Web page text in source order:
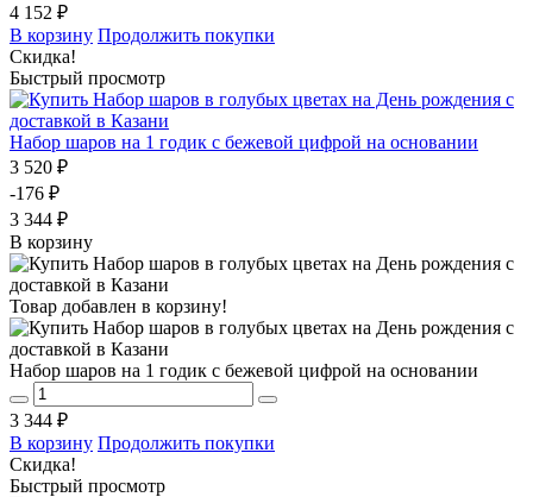
4 152 ₽
В корзину Продолжить покупки
Скидка!
Быстрый просмотр
Набор шаров на 1 годик с бежевой цифрой на основании
3 520 ₽
-176 ₽
3 344 ₽
В корзину
Товар добавлен в корзину!
Набор шаров на 1 годик с бежевой цифрой на основании
3 344 ₽
В корзину Продолжить покупки
Скидка!
Быстрый просмотр